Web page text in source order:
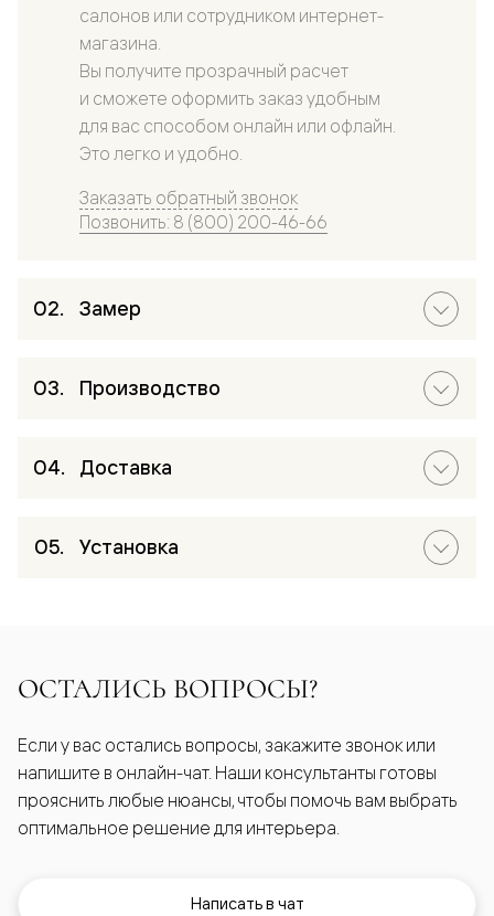
салонов или сотрудником интернет-
магазина.
Вы получите прозрачный расчет
и сможете оформить заказ удобным
для вас способом онлайн или офлайн.
Это легко и удобно.
Заказать обратный звонок
Позвонить: 8 (800) 200-46-66
Замер
Производство
Доставка
Установка
ОСТАЛИСЬ ВОПРОСЫ?
Если у вас остались вопросы, закажите звонок или
напишите в онлайн-чат. Наши консультанты готовы
прояснить любые нюансы, чтобы помочь вам выбрать
оптимальное решение для интерьера.
Написать в чат